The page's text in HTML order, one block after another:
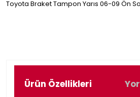
Toyota Braket Tampon Yarıs 06-09 Ön
Ürün Özellikleri